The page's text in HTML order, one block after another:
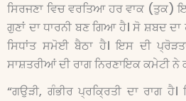
ਸਿਰਜਣਾ ਵਿਚ ਵਰਤਿਆ ਹਰ ਵਾਕ (ਤੁਕ)
ਗੁਣਾਂ ਦਾ ਧਾਰਨੀ ਬਣ ਗਿਆ ਹੈ। ਸੋ ਸ਼ਬਦ
ਸਿਧਾਂਤ ਸਮੋਈ ਬੈਠਾ ਹੈ। ਇਸ ਦੀ
ਸਾਸ਼ਤਰੀਆਂ ਦੀ ਰਾਗ ਨਿਰਣਾਇਕ ਕਮੇਟੀ ਨੇ
“ਗਉੜੀ, ਗੰਭੀਰ ਪ੍ਰਕ੍ਰਿਤੀ ਦਾ ਰਾਗ